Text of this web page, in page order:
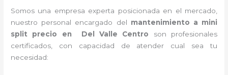
Somos una empresa experta posicionada en el mercado,
nuestro personal encargado del mantenimiento a mini
split precio en Del Valle Centro
son profesionales
certificados, con capacidad de atender cual sea tu
necesidad: